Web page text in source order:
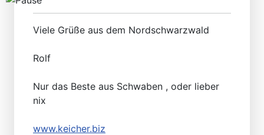
Viele Grüße aus dem Nordschwarzwald
Rolf
Nur das Beste aus Schwaben , oder lieber
nix
www.keicher.biz